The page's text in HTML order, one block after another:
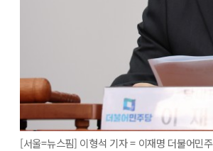
[서울=뉴스핌] 이형석 기자 = 이재명 더불어민